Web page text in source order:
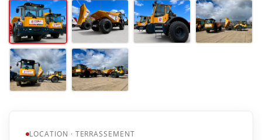
LOCATION · TERRASSEMENT